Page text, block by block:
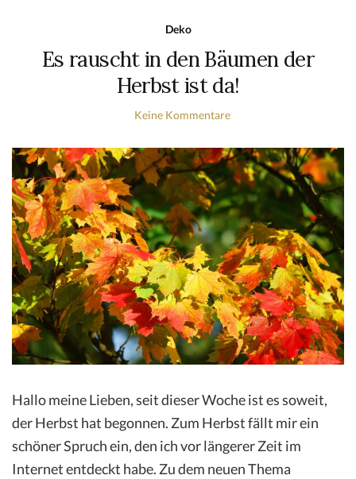
Deko
Es rauscht in den Bäumen der
Herbst ist da!
Keine Kommentare
Hallo meine Lieben, seit dieser Woche ist es soweit,
der Herbst hat begonnen. Zum Herbst fällt mir ein
schöner Spruch ein, den ich vor längerer Zeit im
Internet entdeckt habe. Zu dem neuen Thema